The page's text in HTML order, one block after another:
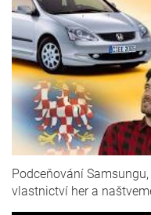
Podceňování
vlastnictví her a